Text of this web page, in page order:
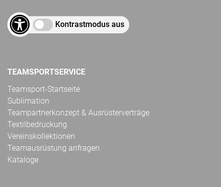
Kontrastmodus aus
TEAMSPORTSERVICE
Teamsport-Startseite
Sublimation
Teampartnerkonzept & Ausrüsterverträge
Textilbedruckung
Vereinskollektionen
Teamausrüstung anfragen
Kataloge